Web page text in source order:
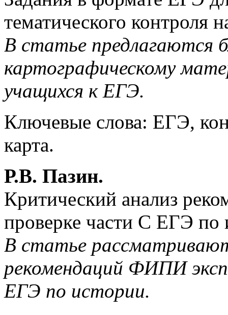
тематического контроля
В статье предлагаются
картографическому
учащихся к ЕГЭ.
Ключевые слова: ЕГЭ,
карта.
Р.В. Пазин.
Критический анализ
проверке части С ЕГЭ по
В статье
рекомендаций ФИПИ
ЕГЭ по истории.